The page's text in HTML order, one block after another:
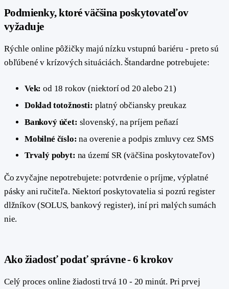
Podmienky, ktoré väčšina poskytovateľov
vyžaduje
Rýchle online pôžičky majú nízku vstupnú bariéru - preto sú
obľúbené v krízových situáciách. Štandardne potrebujete:
Vek: od 18 rokov (niektorí od 20 alebo 21)
Doklad totožnosti: platný občiansky preukaz
Bankový účet: slovenský, na príjem peňazí
Mobilné číslo: na overenie a podpis zmluvy cez SMS
Trvalý pobyt: na území SR (väčšina poskytovateľov)
Čo zvyčajne nepotrebujete: potvrdenie o príjme, výplatné
pásky ani ručiteľa. Niektorí poskytovatelia si pozrú register
dlžníkov (SOLUS, bankový register), iní pri malých sumách
nie.
Ako žiadosť podať správne - 6 krokov
Celý proces online žiadosti trvá 10 - 20 minút. Pri prvej